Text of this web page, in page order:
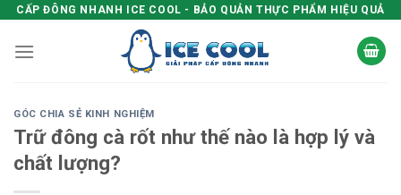
Skip
content
CẤP ĐÔNG NHANH ICE COOL - BẢO QUẢN THỰC PHẨM HIỆU QUẢ
GÓC CHIA SẺ KINH NGHIỆM
Trữ đông cà rốt như thế nào là hợp lý và
chất lượng?